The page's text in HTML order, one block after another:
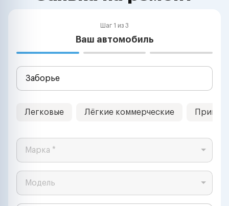
Шаг 1 из 3
Ваш автомобиль
Легковые Лёгкие коммерческие
Марка *
Модель